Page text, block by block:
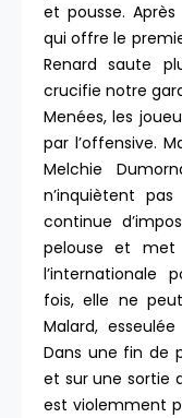
et pousse.
qui offre le
Renard saute
crucifie notre
Menées, les
par l’offensive.
Melchie
n’inquiètent
continue
pelouse et met
l’internationale
fois, elle ne
Malard,
Dans une fin de
et sur une sortie
est violemment